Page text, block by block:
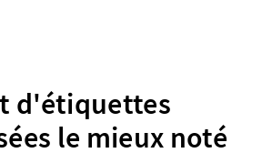
d'étiquettes
le mieux noté